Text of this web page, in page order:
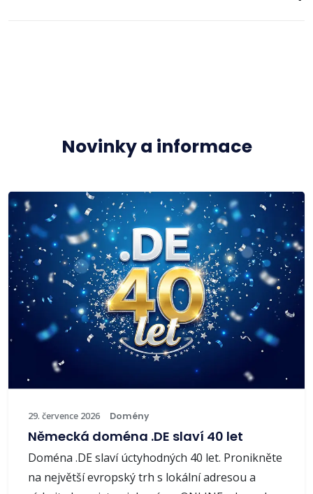
Novinky a informace
29. července 2026 Domény
Německá doména .DE slaví 40 let
Doména .DE slaví úctyhodných 40 let. Pronikněte
na největší evropský trh s lokální adresou a